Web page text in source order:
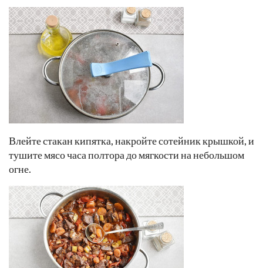
Влейте стакан кипятка, накройте сотейник крышкой, и
тушите мясо часа полтора до мягкости на небольшом
огне.